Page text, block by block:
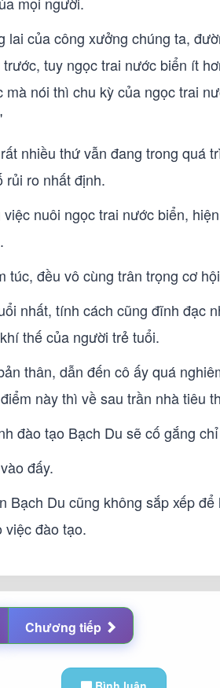
của công xưởng chúng ta,
tuy ngọc trai nước biển ít
nói thì chu kỳ của ngọc trai
nhiều thứ vẫn đang trong quá
rủi ro nhất định.
nuôi ngọc trai nước biển,
đều vô cùng trân trọng cơ
nhất, tính cách cũng đĩnh đạc
thế của người trẻ tuổi.
thân, dẫn đến cô ấy quá
này thì về sau trần nhà tiêu
đào tạo Bạch Du sẽ cố gắng
đấy.
Du cũng không sắp xếp
việc đào tạo.
Chương tiếp